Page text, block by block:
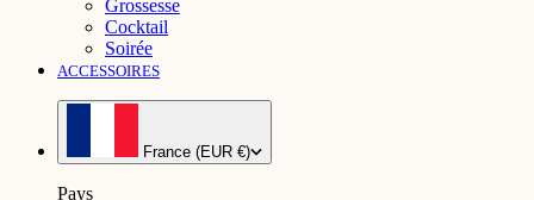
Grossesse
Cocktail
Soirée
ACCESSOIRES
France (EUR €)
Pays